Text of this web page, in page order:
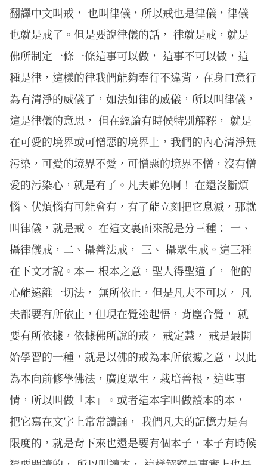
翻譯中文叫戒， 也叫律儀，所以戒也是律儀，律儀
也就是戒了。但是要說律儀的話， 律就是戒，就是
佛所制定一條一條這事可以做， 這事不可以做，這
種是律，這樣的律我們能夠奉行不違背，在身口意行
為有清淨的威儀了，如法如律的威儀，所以叫律儀，
這是律儀的意思， 但在經論有時候特別解釋， 就是
在可愛的境界或可憎惡的境界上，我們的內心清淨無
污染，可愛的境界不愛，可憎惡的境界不憎，沒有憎
愛的污染心，就是有了。凡夫難免啊！ 在還沒斷煩
惱、伏煩惱有可能會有，有了能立刻把它息滅，那就
叫律儀，就是戒。 在這文裏面來說是分三種： 一、
攝律儀戒，二、攝善法戒， 三、 攝眾生戒。這三種
在下文才說。本－ 根本之意，聖人得聖道了， 他的
心能遠離一切法， 無所依止，但是凡夫不可以， 凡
夫都要有所依止，但現在覺迷起悟，背塵合覺， 就
要有所依據，依據佛所說的戒， 戒定慧， 戒是最開
始學習的一種，就是以佛的戒為本所依據之意，以此
為本向前修學佛法，廣度眾生，栽培善根，這些事
情，所以叫做「本」。或者這本字叫做讀本的本，
把它寫在文字上常常讀誦， 我們凡夫的記憶力是有
限度的，就是背下來也還是要有個本子，本子有時候